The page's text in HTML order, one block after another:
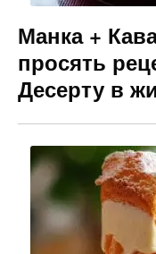
Манка +
просять
Десерту в